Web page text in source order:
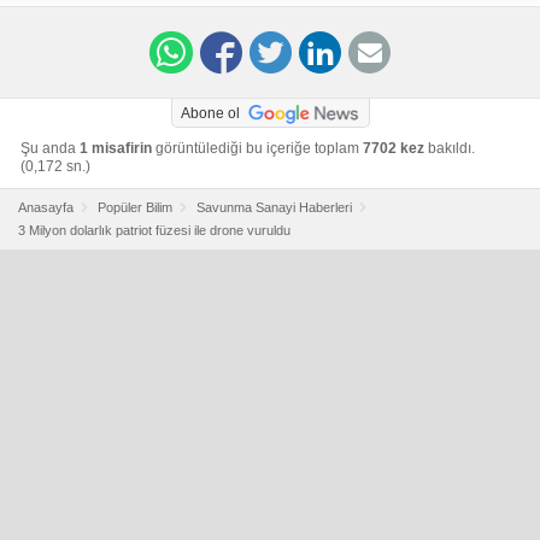
mix/wp/2017/03/17/a-u-s-ally-fired-a-3-million-patriot-
missile-at-a-200-drone-spoiler-the-missile-won/?
utm_term=.f2ed1f035a3d
Abone ol
Şu anda 1 misafirin görüntülediği bu içeriğe toplam 7702 kez bakıldı.
(0,172 sn.)
Anasayfa Popüler Bilim
Savunma Sanayi Haberleri
3 Milyon dolarlık patriot füzesi ile drone vuruldu